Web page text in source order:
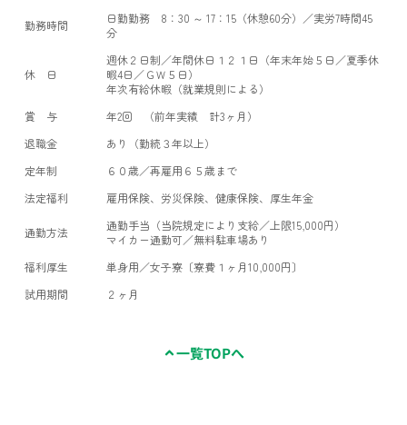
勤務時間
日勤勤務 8：30 ～ 17：15（休憩60分）／実労7時間45
分
休 日
週休２日制／年間休日１２１日（年末年始５日／夏季休
暇4日／ＧＷ５日）
年次有給休暇（就業規則による）
賞 与
年2回 （前年実績 計3ヶ月）
退職金
あり（勤続３年以上）
定年制
６０歳／再雇用６５歳まで
法定福利
雇用保険、労災保険、健康保険、厚生年金
通勤方法
通勤手当（当院規定により支給／上限15,000円）
マイカー通勤可／無料駐車場あり
福利厚生
単身用／女子寮〔寮費１ヶ月10,000円〕
試用期間
２ヶ月
一覧TOPへ